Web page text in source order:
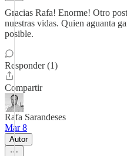
Gracias Rafa! Enorme! Otro
nuestras vidas. Quien aguanta
posible.
Responder (1)
Compartir
Rafa Sarandeses
Mar 8
Autor